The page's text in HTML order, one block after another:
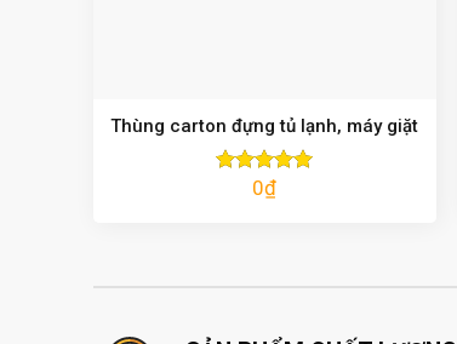
Thùng carton đựng tủ lạnh, máy giặt
Được xếp
0₫